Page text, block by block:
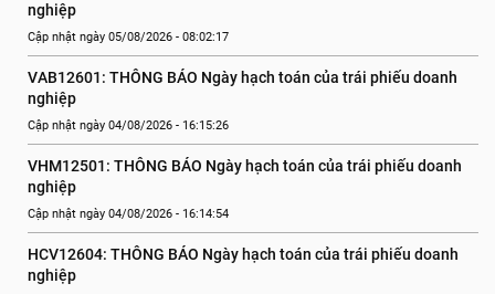
nghiệp
Cập nhật ngày 05/08/2026 - 08:02:17
VAB12601: THÔNG BÁO Ngày hạch toán của trái phiếu doanh
nghiệp
Cập nhật ngày 04/08/2026 - 16:15:26
VHM12501: THÔNG BÁO Ngày hạch toán của trái phiếu doanh
nghiệp
Cập nhật ngày 04/08/2026 - 16:14:54
HCV12604: THÔNG BÁO Ngày hạch toán của trái phiếu doanh
nghiệp